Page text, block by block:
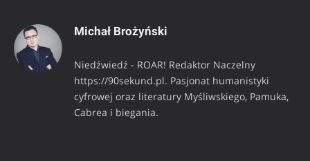
Michał Brożyński
Niedźwiedź - ROAR! Redaktor Naczelny
https://90sekund.pl. Pasjonat humanistyki
cyfrowej oraz literatury Myśliwskiego, Pamuka,
Cabrea i biegania.